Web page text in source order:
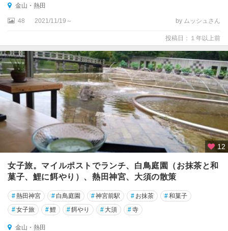
新
鳳
来
・
湯
谷
金山・熱田
48 2021/11/19～ by ムッシュさん
投稿日：１年以上前
12
女子旅。マイルポストでランチ、白鳥庭園（お抹茶と和
菓子、鯉に餌やり）、熱田神宮、大須の散策
#熱田神宮 # 白鳥庭園 #神宮前駅 # お抹茶 #和菓子
#女子旅 #鯉 #餌やり # 大須 #寺
金山・熱田